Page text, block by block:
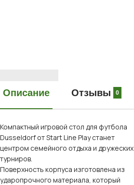
Описание Отзывы 0
Компактный игровой стол для футбола
Dusseldorf от Start Line Play станет
центром семейного отдыха и дружеских
турниров.
Поверхность корпуса изготовлена из
ударопрочного материала, который